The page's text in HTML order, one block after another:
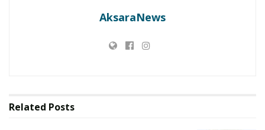
Acara penyerahan Surat Keputusan (SK) secara
AksaraNews
Related Posts